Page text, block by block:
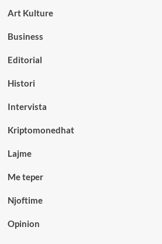
Art Kulture
Business
Editorial
Histori
Intervista
Kriptomonedhat
Lajme
Me teper
Njoftime
Opinion